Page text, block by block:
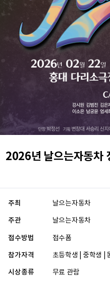
2026년 날으는자동차
주최 날으는자동차
주관 날으는자동차
접수방법 접수폼
참가자격 초등학생 | 중학생 |
시상종류 무료 관람